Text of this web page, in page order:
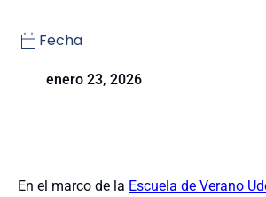
Fecha
enero 23, 2026
En el marco de la Escuela de Verano